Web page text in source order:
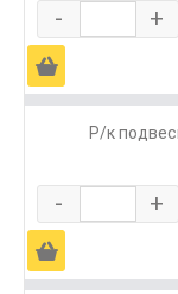
- +
Ä
Р/к
- +
Ä